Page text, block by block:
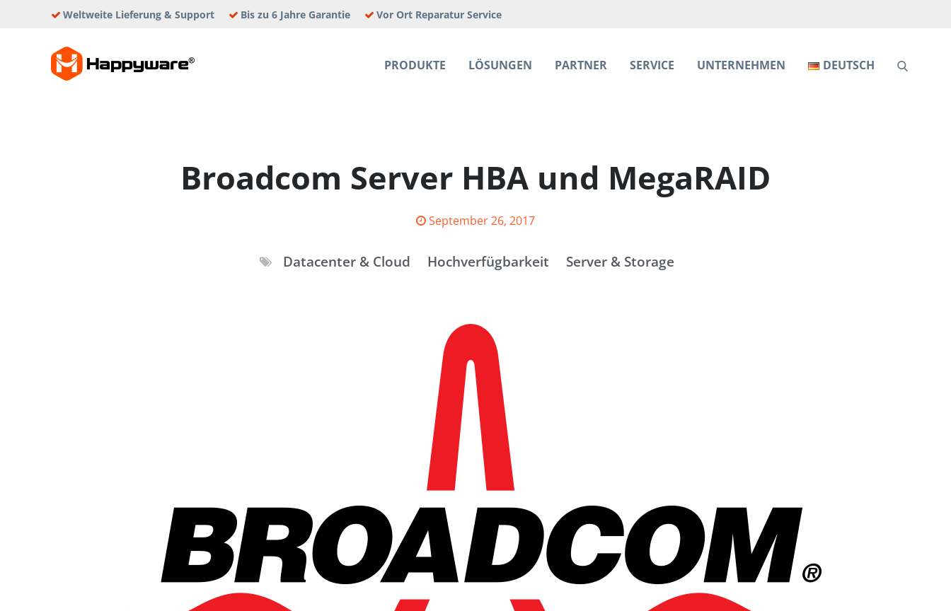
Weltweite Lieferung & Support Bis zu 6 Jahre Garantie Vor Ort Reparatur Service
HAPPYWARE JOBSPRODUKTE LÖSUNGEN PARTNER SERVICE UNTERNEHMEN DEUTSCH
Broadcom Server HBA und MegaRAID
Posted
September 26, 2017
Datacenter & Cloud Hochverfügbarkeit Server & Storage